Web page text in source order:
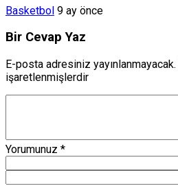
Basketbol 9 ay önce
Bir Cevap Yaz
E-posta adresiniz yayınlanmayacak.
işaretlenmişlerdir
Yorumunuz *